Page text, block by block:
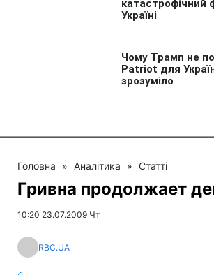
Головна » Аналітика » Статті
Гривна продолжает
10:20 23.07.2009 Чт
RBC.UA